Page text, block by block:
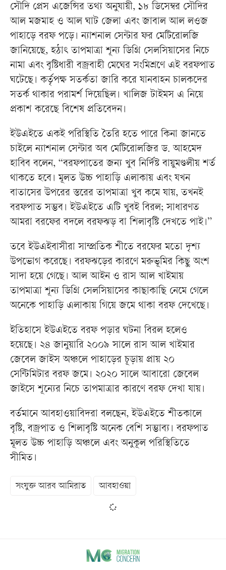
সৌদি প্রেস এজেন্সির তথ্য অনুযায়ী, ১৮ ডিসেম্বর সৌদির
আল মজমাহ ও আল ঘাট জেলা এবং জাবাল আল লওজ
পাহাড়ে বরফ পড়ে। ন্যাশনাল সেন্টার ফর মেটিরোলজি
জানিয়েছে, হঠাৎ তাপমাত্রা শূন্য ডিগ্রি সেলসিয়াসের নিচে
নামা এবং বৃষ্টিধারী বজ্রবাহী মেঘের সংমিশ্রণে এই বরফপাত
ঘটেছে। কর্তৃপক্ষ সতর্কতা জারি করে যানবাহন চালকদের
সতর্ক থাকার পরামর্শ দিয়েছিল। খালিজ টাইমস এ নিয়ে
প্রকাশ করেছে বিশেষ প্রতিবেদন।
ইউএইতে একই পরিস্থিতি তৈরি হতে পারে কিনা জানতে
চাইলে ন্যাশনাল সেন্টার অব মেটিরোলজির ড. আহমেদ
হাবিব বলেন, “বরফপাতের জন্য খুব নির্দিষ্ট বায়ুমণ্ডলীয় শর্ত
থাকতে হবে। মূলত উচ্চ পাহাড়ি এলাকায় এবং যখন
বাতাসের উপরের স্তরের তাপমাত্রা খুব কমে যায়, তখনই
বরফপাত সম্ভব। ইউএইতে এটি খুবই বিরল; সাধারণত
আমরা বরফের বদলে বরফঝড় বা শিলাবৃষ্টি দেখতে পাই।”
তবে ইউএইবাসীরা সাম্প্রতিক শীতে বরফের মতো দৃশ্য
উপভোগ করেছে। বরফঝড়ের কারণে মরুভূমির কিছু অংশ
সাদা হয়ে গেছে। আল আইন ও রাস আল খাইমায়
তাপমাত্রা শূন্য ডিগ্রি সেলসিয়াসের কাছাকাছি নেমে গেলে
অনেকে পাহাড়ি এলাকায় গিয়ে জমে থাকা বরফ দেখেছে।
ইতিহাসে ইউএইতে বরফ পড়ার ঘটনা বিরল হলেও
হয়েছে। ২৪ জানুয়ারি ২০০৯ সালে রাস আল খাইমার
জেবেল জাইস অঞ্চলে পাহাড়ের চূড়ায় প্রায় ২০
সেন্টিমিটার বরফ জমে। ২০২০ সালে আবারো জেবেল
জাইসে শূন্যের নিচে তাপমাত্রার কারণে বরফ দেখা যায়।
বর্তমানে আবহাওয়াবিদরা বলছেন, ইউএইতে শীতকালে
বৃষ্টি, বজ্রপাত ও শিলাবৃষ্টি অনেক বেশি সম্ভাব্য। বরফপাত
মূলত উচ্চ পাহাড়ি অঞ্চলে এবং অনুকূল পরিস্থিতিতে
সীমিত।
সংযুক্ত আরব আমিরাত আবহাওয়া